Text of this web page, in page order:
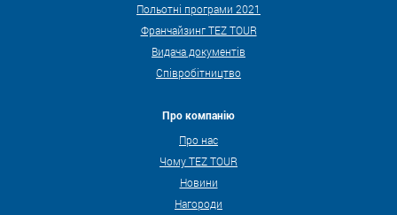
Польотні програми 2021
Франчайзинг TEZ TOUR
Видача документів
Співробітництво
Про компанію
Про нас
Чому TEZ TOUR
Новини
Нагороди